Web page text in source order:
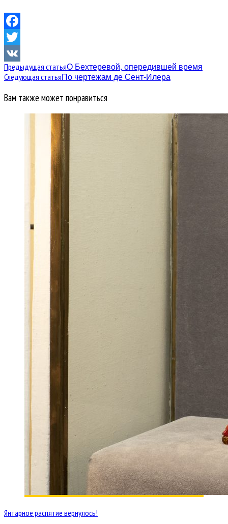
Facebook
Twitter
VK
Предыдущая статьяО Бехтеревой, опередившей время
Следующая статьяПо чертежам де Сент-Илера
Вам также может понравиться
Янтарное распятие вернулось!